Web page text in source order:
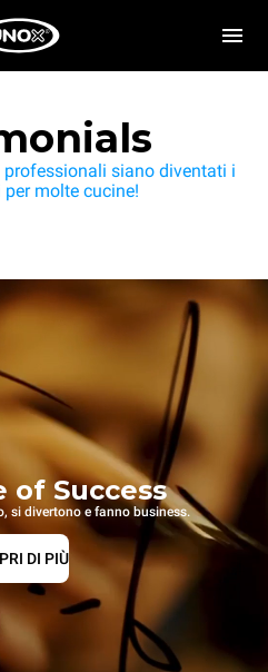
siano diventati i
molte cucine!
of Success
si divertono e fanno business.
DI PIÙ